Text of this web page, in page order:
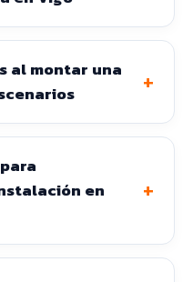
al montar una
+
en
+